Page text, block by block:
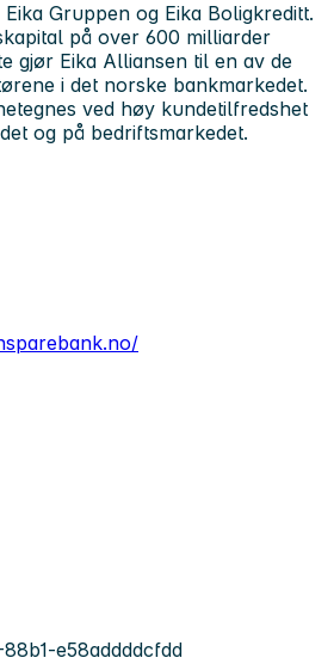
Gruppen og Eika Boligkreditt.
på over 600 milliarder
gjør Eika Alliansen til en av de
i det norske bankmarkedet.
ved høy kundetilfredshet
og på bedriftsmarkedet.
e58addddcfdd